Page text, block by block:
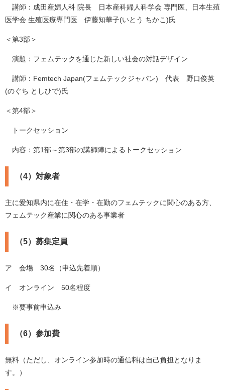
講師：成田産婦人科 院長 日本産科婦人科学会 専門医、日本生殖
医学会 生殖医療専門医 伊藤知華子(いとう ちかこ)氏
＜第3部＞
演題：フェムテックを通じた新しい社会の対話デザイン
講師：Femtech Japan(フェムテックジャパン) 代表 野口俊英
(のぐち としひで)氏
＜第4部＞
トークセッション
内容：第1部～第3部の講師陣によるトークセッション
（4）対象者
主に愛知県内に在住・在学・在勤のフェムテックに関心のある方、
フェムテック産業に関心のある事業者
（5）募集定員
ア 会場 30名（申込先着順）
イ オンライン 50名程度
※要事前申込み
（6）参加費
無料（ただし、オンライン参加時の通信料は自己負担となりま
す。）